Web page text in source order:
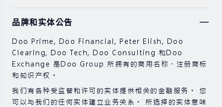
券，期货，差价合约和其他金融产品交易涉及高风险，可
过去的投资表现并不代表其未来的表现。
在与我们进行任何交易之前，请确保您完全了解使用相应
金融工具进行交易的风险。 如果您不了解此处说明的风
险，则应寻求独立的专业建议。
品牌和实体公告
Doo Prime, Doo Financial, Peter Elish, Doo
Clearing, Doo Tech, Doo Consulting 和Doo
Exchange 是Doo Group 所拥有的商用名称、注册商标
和知识产权。
我们有各种受监管和许可的实体提供相关的金融服务。 您
可以与我们的任何实体建立业务关系。 所选择的实体意味